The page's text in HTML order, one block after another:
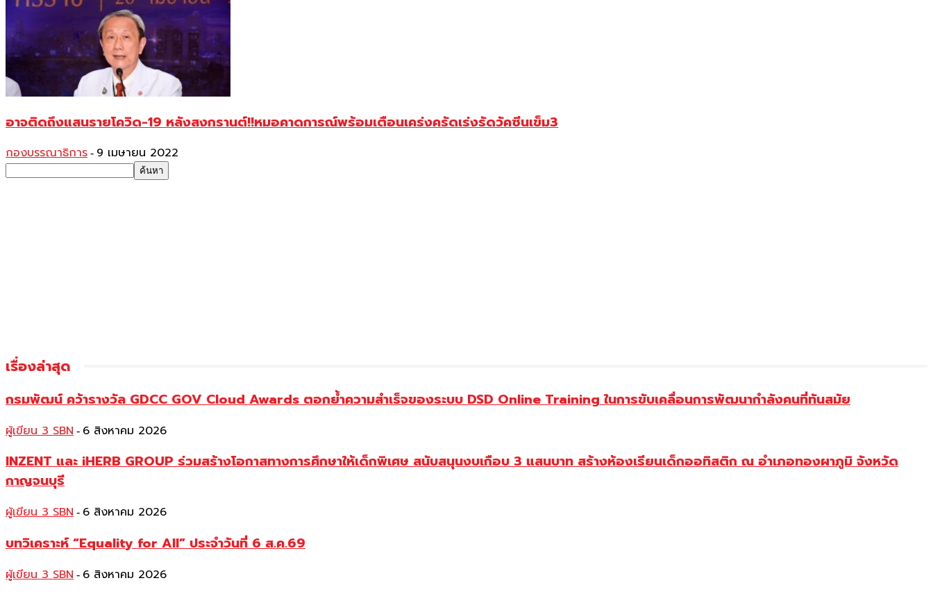
อาจติดถึงแสนรายโควิด-19 หลังสงกรานต์!!หมอคาดการณ์พร้อมเตือนเคร่งครัดเร่งรัดวัคซีนเข็ม3
กองบรรณาธิการ - 9 เมษายน 2022
เรื่องล่าสุด
กรมพัฒน์ คว้ารางวัล GDCC GOV Cloud Awards ตอกย้ำความสำเร็จของระบบ DSD Online Training ในการขับเคลื่อนการพัฒนากำลังคนที่ทันสมัย
ผู้เขียน 3 SBN - 6 สิงหาคม 2026
INZENT และ iHERB GROUP ร่วมสร้างโอกาสทางการศึกษาให้เด็กพิเศษ สนับสนุนงบเกือบ 3 แสนบาท สร้างห้องเรียนเด็กออทิสติก ณ อำเภอทองผาภูมิ จังหวัด
กาญจนบุรี
ผู้เขียน 3 SBN - 6 สิงหาคม 2026
บทวิเคราะห์ “Equality for All” ประจำวันที่ 6 ส.ค.69
ผู้เขียน 3 SBN - 6 สิงหาคม 2026